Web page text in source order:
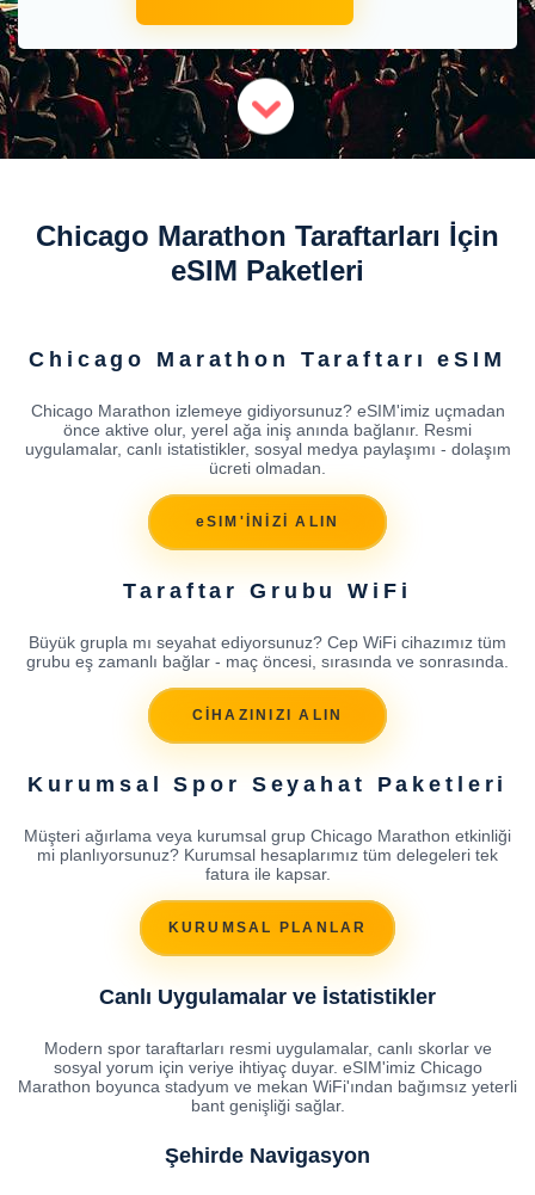
Chicago Marathon Taraftarları İçin
eSIM Paketleri
Chicago Marathon Taraftarı eSIM
Chicago Marathon izlemeye gidiyorsunuz? eSIM'imiz uçmadan
önce aktive olur, yerel ağa iniş anında bağlanır. Resmi
uygulamalar, canlı istatistikler, sosyal medya paylaşımı - dolaşım
ücreti olmadan.
eSIM'İNİZİ ALIN
Taraftar Grubu WiFi
Büyük grupla mı seyahat ediyorsunuz? Cep WiFi cihazımız tüm
grubu eş zamanlı bağlar - maç öncesi, sırasında ve sonrasında.
CİHAZINIZI ALIN
Kurumsal Spor Seyahat Paketleri
Müşteri ağırlama veya kurumsal grup Chicago Marathon etkinliği
mi planlıyorsunuz? Kurumsal hesaplarımız tüm delegeleri tek
fatura ile kapsar.
KURUMSAL PLANLAR
Canlı Uygulamalar ve İstatistikler
Modern spor taraftarları resmi uygulamalar, canlı skorlar ve
sosyal yorum için veriye ihtiyaç duyar. eSIM'imiz Chicago
Marathon boyunca stadyum ve mekan WiFi'ından bağımsız yeterli
bant genişliği sağlar.
Şehirde Navigasyon